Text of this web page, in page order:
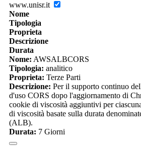
www.unisr.it
Nome
Tipologia
Proprieta
Descrizione
Durata
Nome: AWSALBCORS
Tipologia: analitico
Proprieta: Terze Parti
Descrizione: Per il supporto continuo
d'uso CORS dopo l'aggiornamento di
cookie di viscosità aggiuntivi per
di viscosità basate sulla durata
(ALB).
Durata: 7 Giorni